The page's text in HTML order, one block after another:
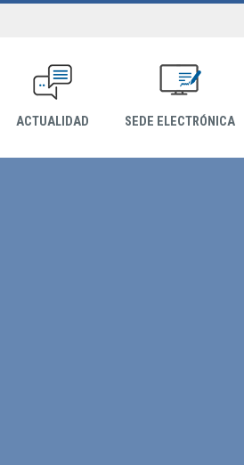
ACTUALIDAD SEDE ELECTRÓNICA